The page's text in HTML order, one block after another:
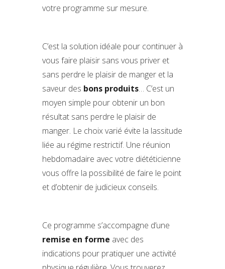
votre programme sur mesure.
C’est la solution idéale pour continuer à
vous faire plaisir sans vous priver et
sans perdre le plaisir de manger et la
saveur des bons produits… C’est un
moyen simple pour obtenir un bon
résultat sans perdre le plaisir de
manger. Le choix varié évite la lassitude
liée au régime restrictif. Une réunion
hebdomadaire avec votre diététicienne
vous offre la possibilité de faire le point
et d’obtenir de judicieux conseils.
Ce programme s’accompagne d’une
remise en forme avec des
indications pour pratiquer une activité